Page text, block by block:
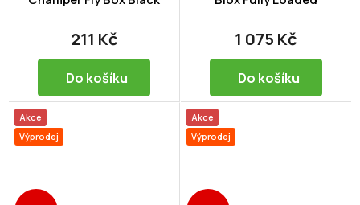
211 Kč
Do košíku
1 075 Kč
Do košíku
Akce
Výprodej
Akce
Výprodej